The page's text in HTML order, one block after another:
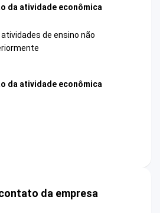
da atividade econômica
de ensino não
da atividade econômica
da empresa